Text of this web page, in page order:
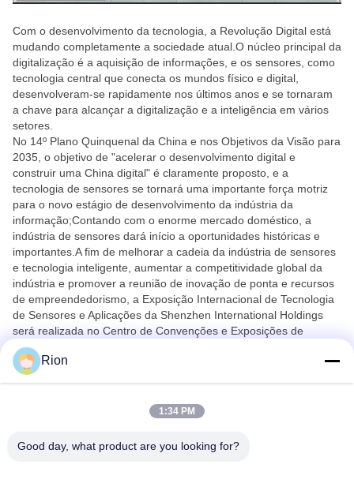
Com o desenvolvimento da tecnologia, a Revolução Digital está
mudando completamente a sociedade atual.O núcleo principal da
digitalização é a aquisição de informações, e os sensores, como
tecnologia central que conecta os mundos físico e digital,
desenvolveram-se rapidamente nos últimos anos e se tornaram
a chave para alcançar a digitalização e a inteligência em vários
setores.
No 14º Plano Quinquenal da China e nos Objetivos da Visão para
2035, o objetivo de "acelerar o desenvolvimento digital e
construir uma China digital" é claramente proposto, e a
tecnologia de sensores se tornará uma importante força motriz
para o novo estágio de desenvolvimento da indústria da
informação;Contando com o enorme mercado doméstico, a
indústria de sensores dará início a oportunidades históricas e
importantes.A fim de melhorar a cadeia da indústria de sensores
e tecnologia inteligente, aumentar a competitividade global da
indústria e promover a reunião de inovação de ponta e recursos
de empreendedorismo, a Exposição Internacional de Tecnologia
de Sensores e Aplicações da Shenzhen International Holdings
será realizada no Centro de Convenções e Exposições de
Shenzhen (Futian) Hall 7 e 8 de 29 a 31 de março de 2023.
Shenzhen Rion Technology Co., Ltd.
Rion
1:34 PM
Good day, what product are you looking for?